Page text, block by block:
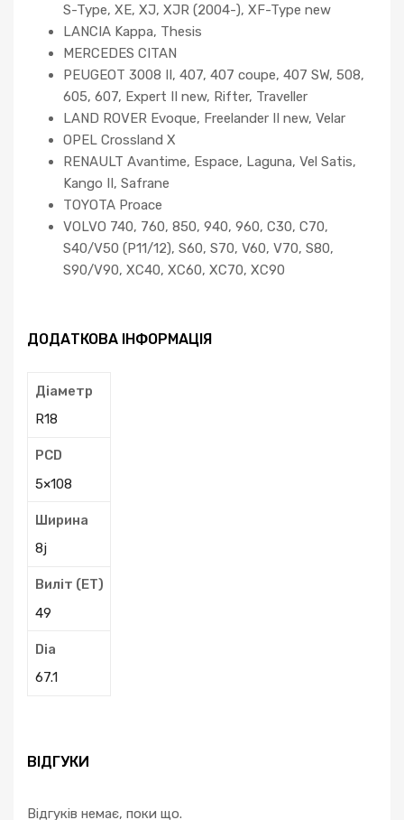
S-Type, XE, XJ, XJR (2004-), XF-Type new
LANCIA Kappa, Thesis
MERCEDES CITAN
PEUGEOT 3008 II, 407, 407 coupe, 407 SW, 508,
605, 607, Expert II new, Rifter, Traveller
LAND ROVER Evoque, Freelander II new, Velar
OPEL Crossland X
RENAULT Avantime, Espace, Laguna, Vel Satis,
Kango II, Safrane
TOYOTA Proace
VOLVO 740, 760, 850, 940, 960, C30, C70,
S40/V50 (P11/12), S60, S70, V60, V70, S80,
S90/V90, XC40, XC60, XC70, XC90
ДОДАТКОВА ІНФОРМАЦІЯ
Діаметр
R18
PCD
5×108
Ширина
8j
Виліт (ЕТ)
49
Dia
67.1
ВІДГУКИ
Відгуків немає, поки що.